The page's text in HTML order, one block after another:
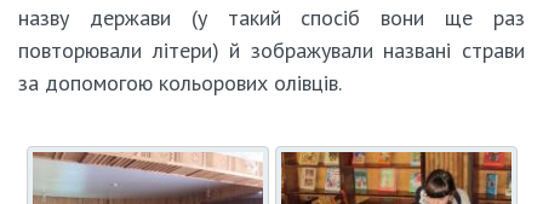
назву держави (у такий спосіб вони ще раз
повторювали літери) й зображували названі страви
за допомогою кольорових олівців.